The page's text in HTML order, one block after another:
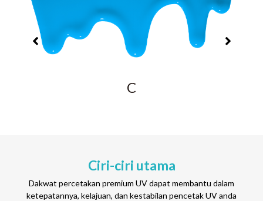
C
Ciri-ciri utama
Dakwat percetakan premium UV dapat membantu dalam
ketepatannya, kelajuan, dan kestabilan pencetak UV anda